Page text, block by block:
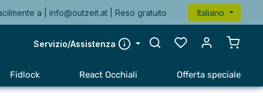
a |info@outzeit.at | Reso gratuito Italiano
Servizio/Assistenza
Il
Fidlock React Occhiali Offerta speciale